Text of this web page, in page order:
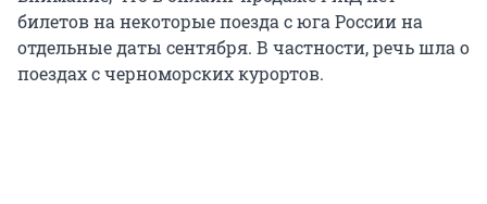
билетов на некоторые поезда с юга России на
отдельные даты сентября. В частности, речь шла о
поездах с черноморских курортов.